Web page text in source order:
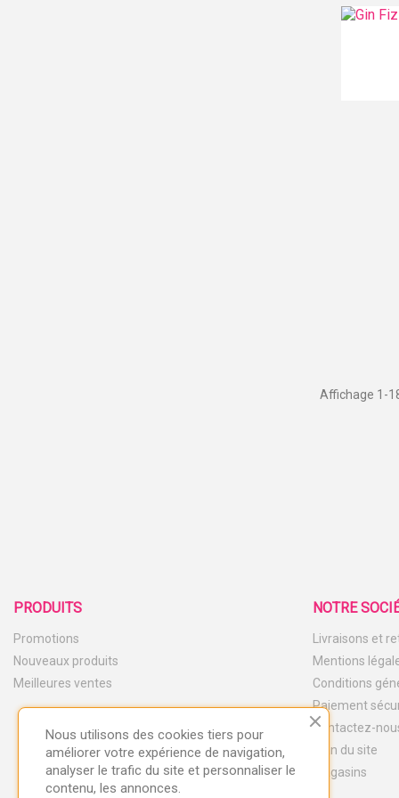
Affichage 1-
PRODUITS
Promotions
Nouveaux produits
Meilleures ventes
NOTRE
Livraisons et
Mentions
Conditions
Paiement
Contactez-
Plan du site
Magasins
Nous utilisons des cookies tiers pour
améliorer votre expérience de navigation,
analyser le trafic du site et personnaliser le
contenu, les annonces.